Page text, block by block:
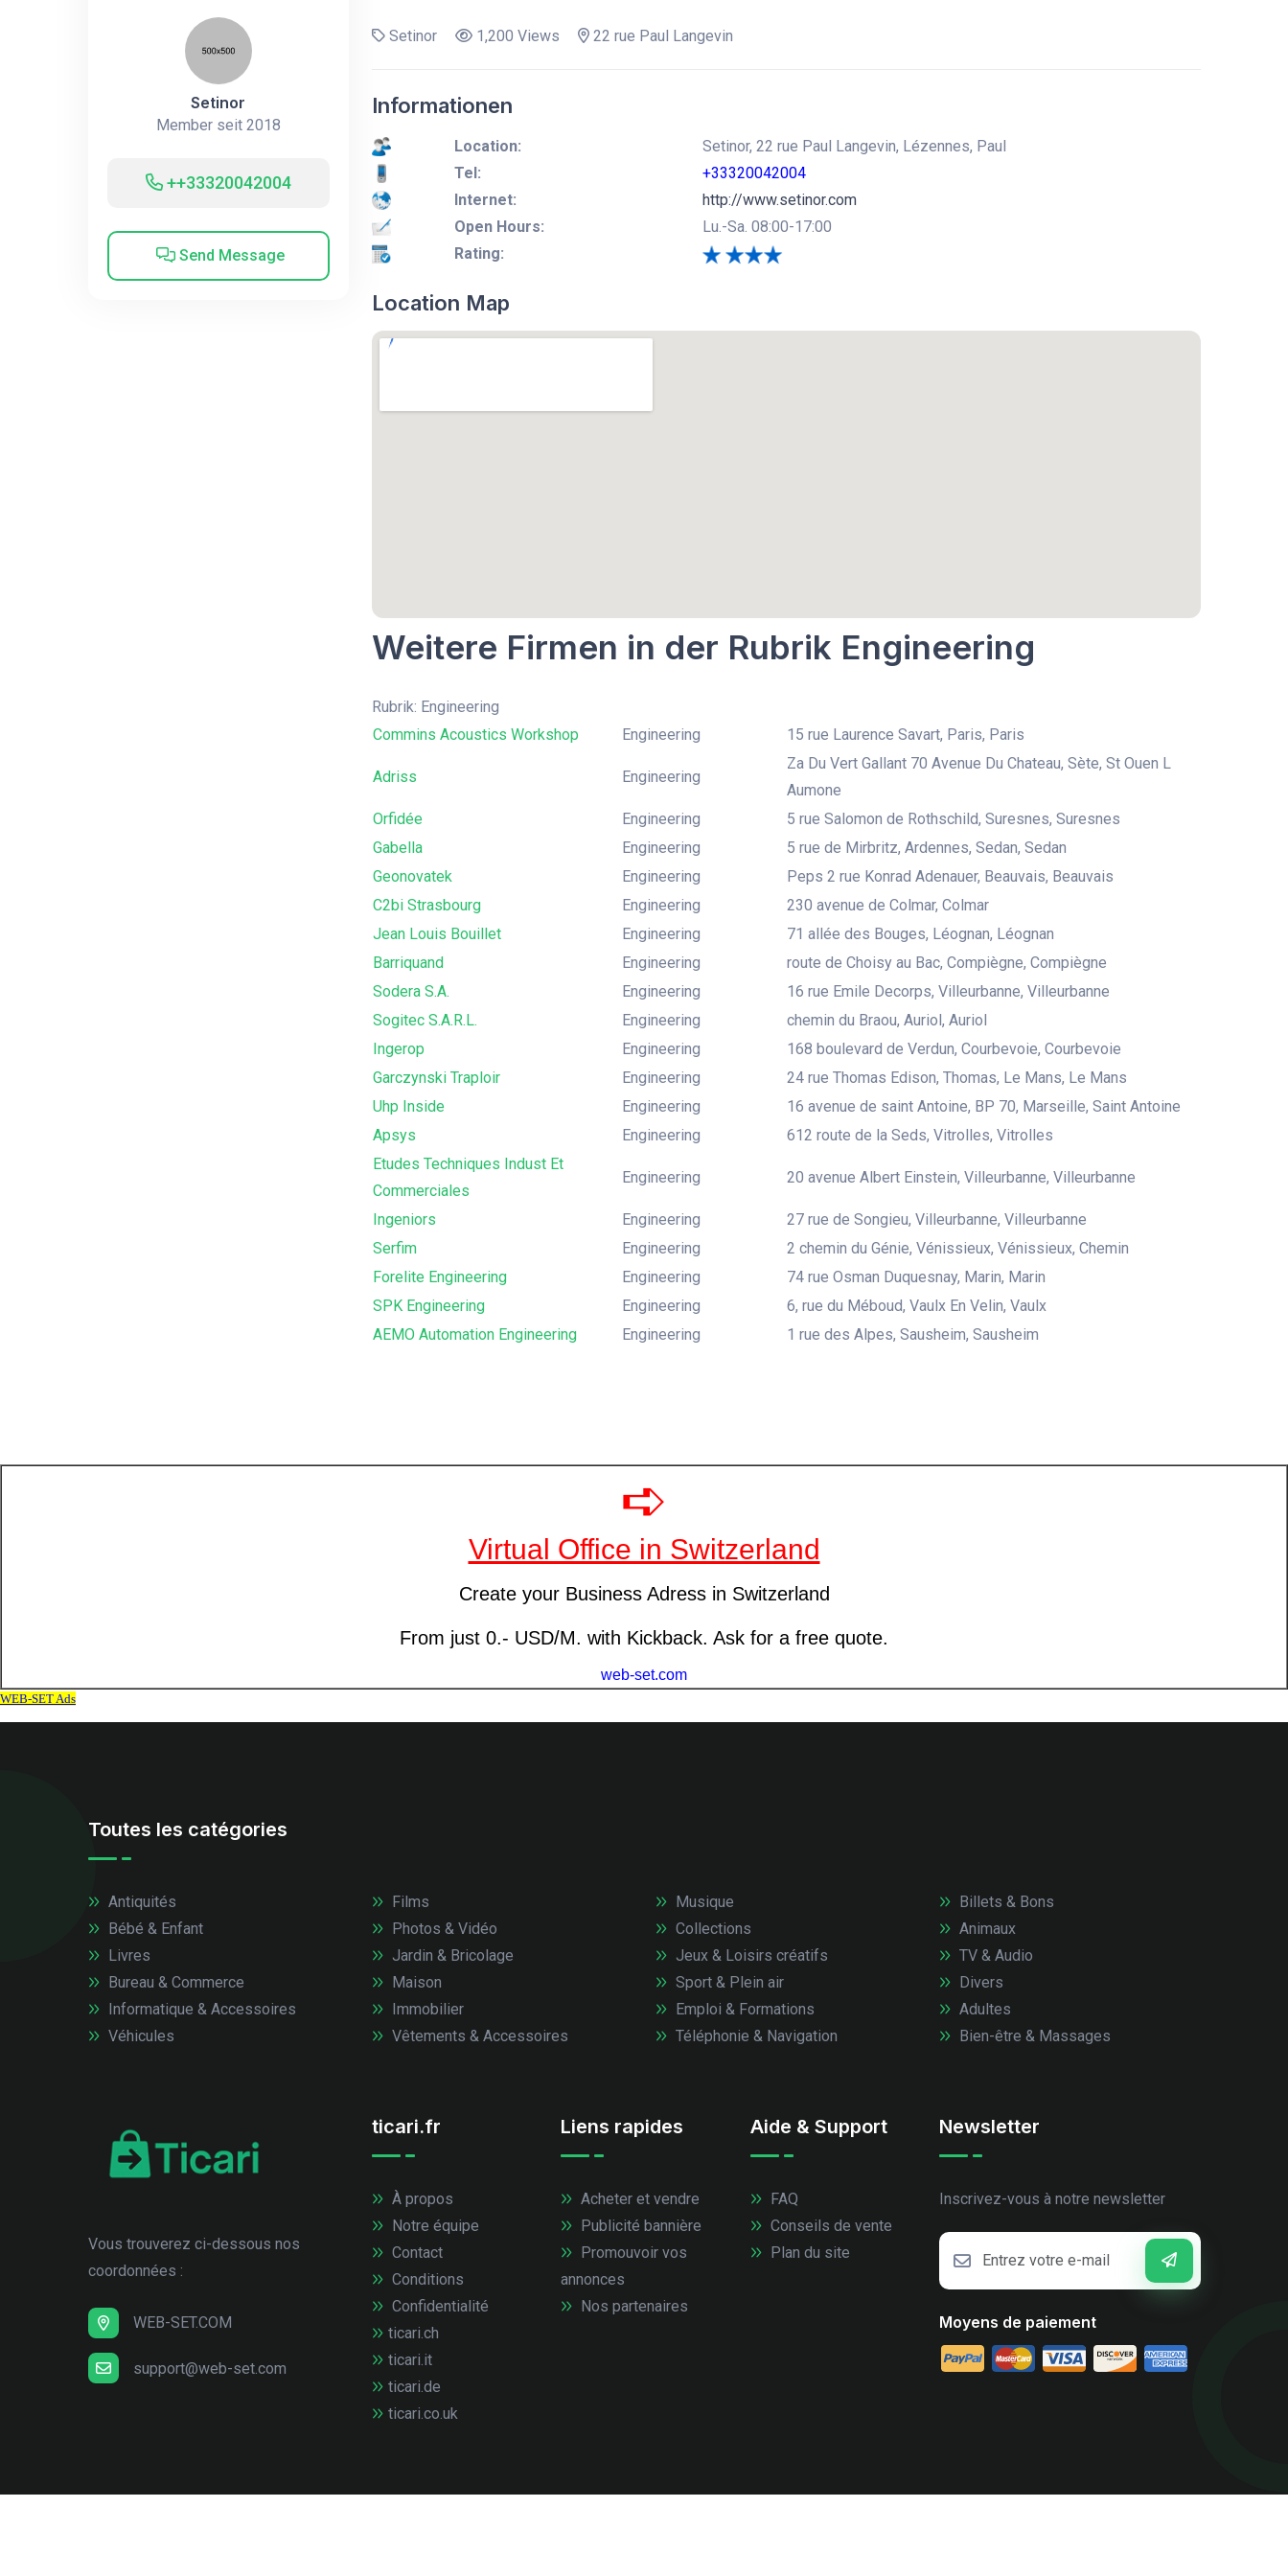
Setinor
Member seit 2018
++33320042004
Send Message
Setinor 1,200 Views 22 rue Paul Langevin
Informationen
Location:
Setinor, 22 rue Paul Langevin, Lézennes, Paul
Tel:
+33320042004
Internet:
http://www.setinor.com
Open Hours:
Lu.-Sa. 08:00-17:00
Rating:
Location Map
Weitere Firmen in der Rubrik Engineering
Rubrik: Engineering
Commins Acoustics Workshop
Engineering 15 rue Laurence Savart, Paris, Paris
Adriss Engineering
Za Du Vert Gallant 70 Avenue Du Chateau, Sète, St Ouen L
Aumone
Orfidée
Engineering
5 rue Salomon de Rothschild, Suresnes, Suresnes
Gabella
Engineering
5 rue de Mirbritz, Ardennes, Sedan, Sedan
Geonovatek
Engineering
Peps 2 rue Konrad Adenauer, Beauvais, Beauvais
C2bi Strasbourg
Engineering
230 avenue de Colmar, Colmar
Jean Louis Bouillet
Engineering
71 allée des Bouges, Léognan, Léognan
Barriquand
Engineering
route de Choisy au Bac, Compiègne, Compiègne
Sodera S.A.
Engineering
16 rue Emile Decorps, Villeurbanne, Villeurbanne
Sogitec S.A.R.L.
Engineering
chemin du Braou, Auriol, Auriol
Ingerop
Engineering
168 boulevard de Verdun, Courbevoie, Courbevoie
Garczynski Traploir
Engineering
24 rue Thomas Edison, Thomas, Le Mans, Le Mans
Uhp Inside
Engineering
16 avenue de saint Antoine, BP 70, Marseille, Saint Antoine
Apsys
Engineering
612 route de la Seds, Vitrolles, Vitrolles
Etudes Techniques Indust Et
Commerciales
Engineering 20 avenue Albert Einstein, Villeurbanne, Villeurbanne
Ingeniors Engineering
27 rue de Songieu, Villeurbanne, Villeurbanne
Serfim
Engineering
2 chemin du Génie, Vénissieux, Vénissieux, Chemin
Forelite Engineering
Engineering
74 rue Osman Duquesnay, Marin, Marin
SPK Engineering
Engineering
6, rue du Méboud, Vaulx En Velin, Vaulx
AEMO Automation Engineering
Engineering 1 rue des Alpes, Sausheim, Sausheim
Toutes les catégories
Antiquités
Bébé & Enfant
Livres
Bureau & Commerce
Informatique & Accessoires
Véhicules
Films
Photos & Vidéo
Jardin & Bricolage
Maison
Immobilier
Vêtements & Accessoires
Musique
Collections
Jeux & Loisirs créatifs
Sport & Plein air
Emploi & Formations
Téléphonie & Navigation
Billets & Bons
Animaux
TV & Audio
Divers
Adultes
Bien-être & Massages
Vous trouverez ci-dessous nos
coordonnées :
WEB-SET.COM
support@web-set.com
ticari.fr
À propos
Notre équipe
Contact
Conditions
Confidentialité
ticari.ch
ticari.it
ticari.de
ticari.co.uk
Liens rapides
Acheter et vendre
Publicité bannière
Promouvoir vos
annonces
Nos partenaires
Aide & Support
FAQ
Conseils de vente
Plan du site
Newsletter
Inscrivez-vous à notre newsletter
Moyens de paiement